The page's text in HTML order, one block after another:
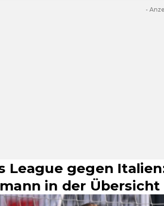
-
League gegen
in der Übersicht